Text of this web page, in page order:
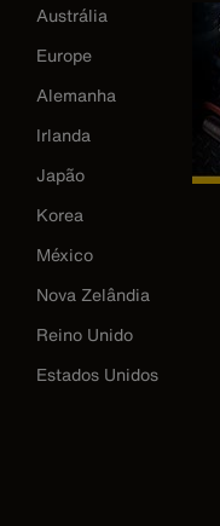
Austrália
Europe
Alemanha
Irlanda
Japão
Korea
México
Nova Zelândia
Reino Unido
Estados Unidos